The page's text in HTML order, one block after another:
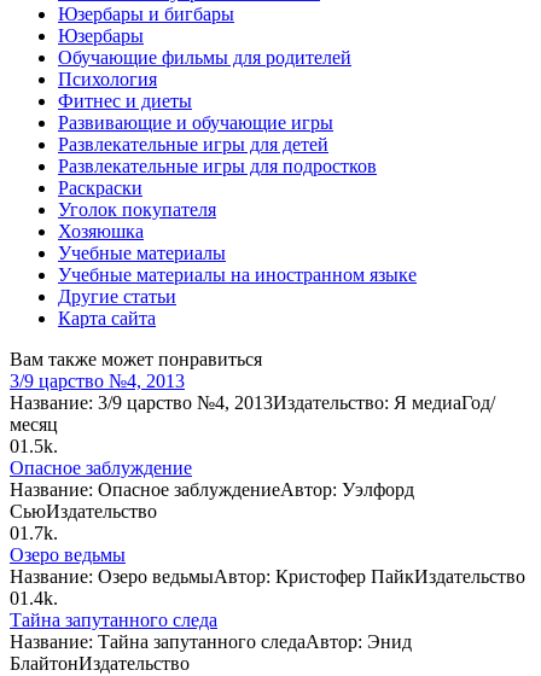
Юзербары и бигбары
Юзербары
Обучающие фильмы для родителей
Психология
Фитнес и диеты
Развивающие и обучающие игры
Развлекательные игры для детей
Развлекательные игры для подростков
Раскраски
Уголок покупателя
Хозяюшка
Учебные материалы
Учебные материалы на иностранном языке
Другие статьи
Карта сайта
Вам также может понравиться
3/9 царство №4, 2013
Название: 3/9 царство №4, 2013Издательство: Я медиаГод/
месяц
01.5k.
Опасное заблуждение
Название: Опасное заблуждениеАвтор: Уэлфорд
СьюИздательство
01.7k.
Озеро ведьмы
Название: Озеро ведьмыАвтор: Кристофер ПайкИздательство
01.4k.
Тайна запутанного следа
Название: Тайна запутанного следаАвтор: Энид
БлайтонИздательство